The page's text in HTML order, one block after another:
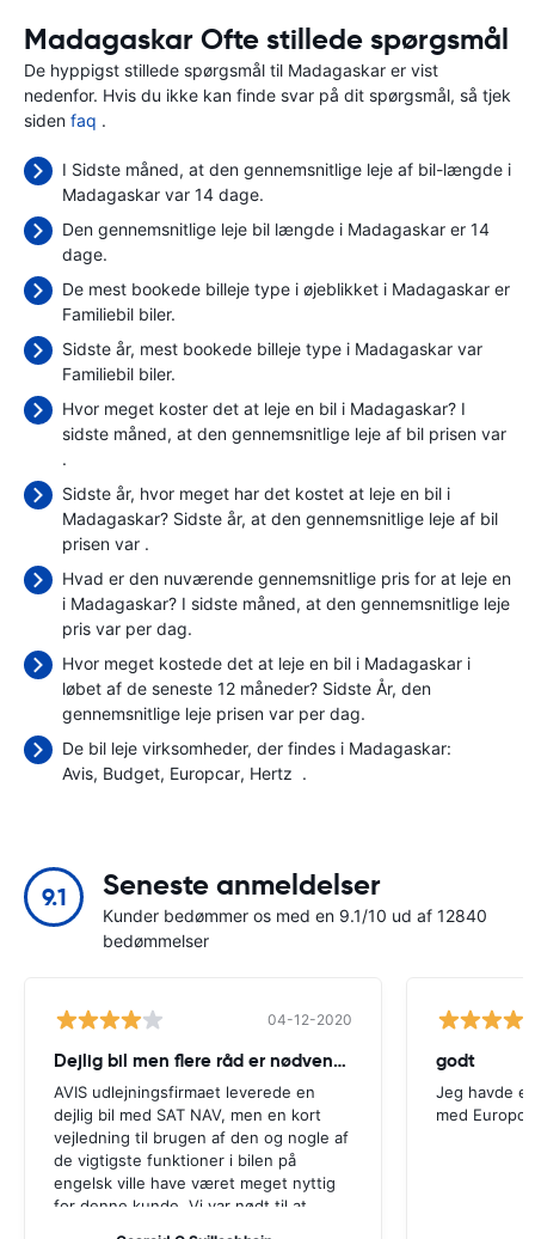
Madagaskar Ofte stillede spørgsmål
De hyppigst stillede spørgsmål til Madagaskar er vist
nedenfor. Hvis du ikke kan finde svar på dit spørgsmål, så tjek
siden faq .
I Sidste måned, at den gennemsnitlige leje af bil-længde i
Madagaskar var 14 dage.
Den gennemsnitlige leje bil længde i Madagaskar er 14
dage.
De mest bookede billeje type i øjeblikket i Madagaskar er
Familiebil biler.
Sidste år, mest bookede billeje type i Madagaskar var
Familiebil biler.
Hvor meget koster det at leje en bil i Madagaskar? I
sidste måned, at den gennemsnitlige leje af bil prisen var
.
Sidste år, hvor meget har det kostet at leje en bil i
Madagaskar? Sidste år, at den gennemsnitlige leje af bil
prisen var .
Hvad er den nuværende gennemsnitlige pris for at leje en
i Madagaskar? I sidste måned, at den gennemsnitlige leje
pris var per dag.
Hvor meget kostede det at leje en bil i Madagaskar i
løbet af de seneste 12 måneder? Sidste År, den
gennemsnitlige leje prisen var per dag.
De bil leje virksomheder, der findes i Madagaskar:
Avis Budget Europcar Hertz .
9.1 Seneste anmeldelser
Kunder bedømmer os med en 9.1/10 ud af 12840
bedømmelser
04-12-2020
Dejlig bil men flere råd er nødvendige
AVIS udlejningsfirmaet leverede en
dejlig bil med SAT NAV, men en kort
vejledning til brugen af ​​den og nogle af
de vigtigste funktioner i bilen på
engelsk ville have været meget nyttig
for denne kunde. Vi var nødt til at
godt
Jeg havde
med